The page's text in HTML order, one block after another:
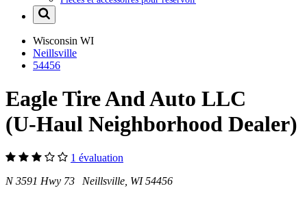
Wisconsin WI
Neillsville
54456
Eagle Tire And Auto LLC
(U-Haul Neighborhood Dealer)
1 évaluation
N 3591 Hwy 73 Neillsville, WI 54456